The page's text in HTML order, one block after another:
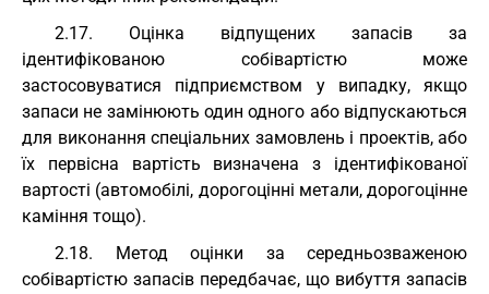
2.17. Оцінка відпущених запасів за
ідентифікованою собівартістю може
застосовуватися підприємством у випадку, якщо
запаси не замінюють один одного або відпускаються
для виконання спеціальних замовлень і проектів, або
їх первісна вартість визначена з ідентифікованої
вартості (автомобілі, дорогоцінні метали, дорогоцінне
каміння тощо).
2.18. Метод оцінки за середньозваженою
собівартістю запасів передбачає, що вибуття запасів